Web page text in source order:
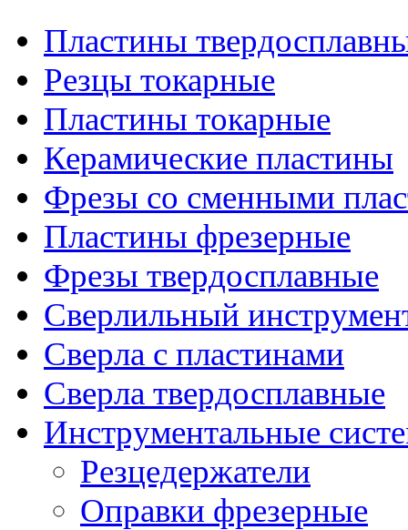
Пластины
Резцы токарные
Пластины токарные
Керамические пластины
Фрезы со сменными
Пластины фрезерные
Фрезы твердосплавные
Сверлильный
Сверла с пластинами
Сверла твердосплавные
Инструментальные
Резцедержатели
Оправки фрезерные